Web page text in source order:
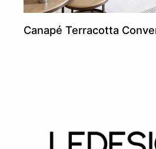
Canapé Terracotta